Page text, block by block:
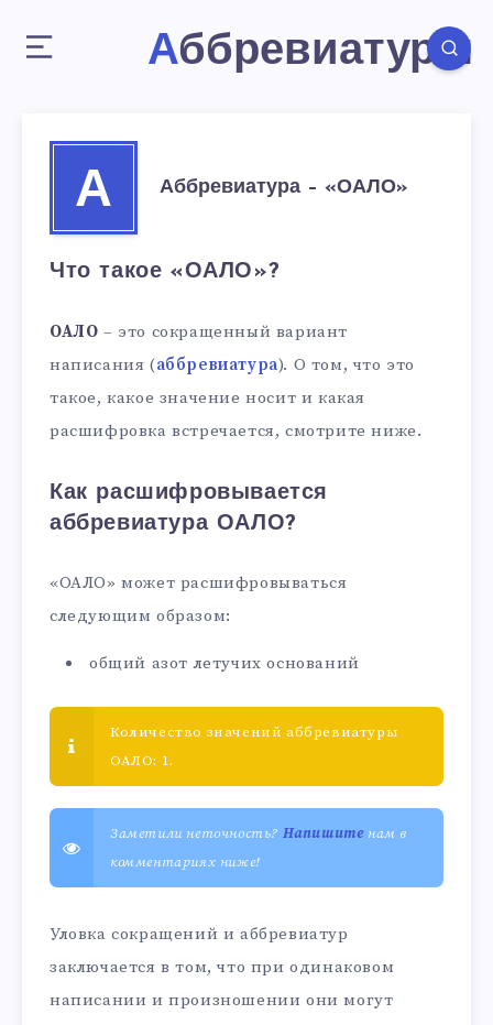
Аббревиатуры
А Аббревиатура – «ОАЛО»
Что такое «ОАЛО»?
ОАЛО – это сокращенный вариант
написания (аббревиатура). О том, что это
такое, какое значение носит и какая
расшифровка встречается, смотрите ниже.
Как расшифровывается
аббревиатура ОАЛО?
«ОАЛО» может расшифровываться
следующим образом:
общий азот летучих оснований
Количество значений аббревиатуры
ОАЛО: 1.
Заметили неточность? Напишитенам в
комментариях ниже!
Уловка сокращений и аббревиатур
заключается в том, что при одинаковом
написании и произношении они могут